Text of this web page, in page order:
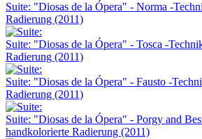
Suite: "Diosas de la Ópera" - Norma -
Radierung (2011)
Suite: "Diosas de la Ópera" - Tosca -
Radierung (2011)
Suite: "Diosas de la Ópera" - Fausto -
Radierung (2011)
Suite: "Diosas de la Ópera" - Porgy and
handkolorierte Radierung (2011)